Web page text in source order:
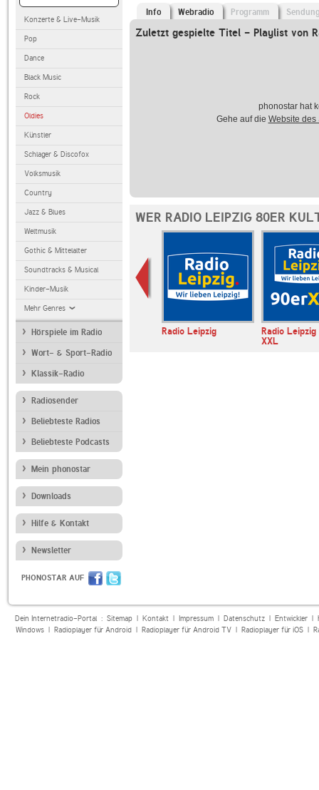
Konzerte & Live-Musik
Pop
Dance
Black Music
Rock
Oldies
Künstler
Schlager & Discofox
Volksmusik
Country
Jazz & Blues
Weltmusik
Gothic & Mittelalter
Soundtracks & Musical
Kinder-Musik
Mehr Genres
Hörspiele im Radio
Wort- & Sport-Radio
Klassik-Radio
Radiosender
Beliebteste Radios
Beliebteste Podcasts
Mein phonostar
Downloads
Hilfe & Kontakt
Newsletter
PHONOSTAR AUF
Info Webradio Programm
Zuletzt gespielte Titel - Playlist von
phonostar hat
Gehe auf die Website des
WER RADIO LEIPZIG 80ER
80er 90er OLDIE
Radio Leipzig
Radio
XXL
Dein Internetradio-Portal : Sitemap| Kontakt| Impressum| Datenschutz| Entwickler|
Windows| Radioplayer für Android| Radioplayer für Android TV| Radioplayer für iOS|